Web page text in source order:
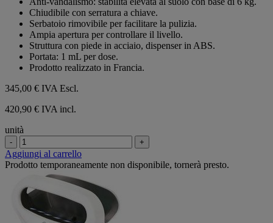
Chiudibile con serratura a chiave.
Serbatoio rimovibile per facilitare la pulizia.
Ampia apertura per controllare il livello.
Struttura con piede in acciaio, dispenser in ABS.
Portata: 1 mL per dose.
Prodotto realizzato in Francia.
345,00 € IVA Escl.
420,90 € IVA incl.
unità
- +
Aggiungi al carrello
Prodotto temporaneamente non disponibile, tornerà presto.